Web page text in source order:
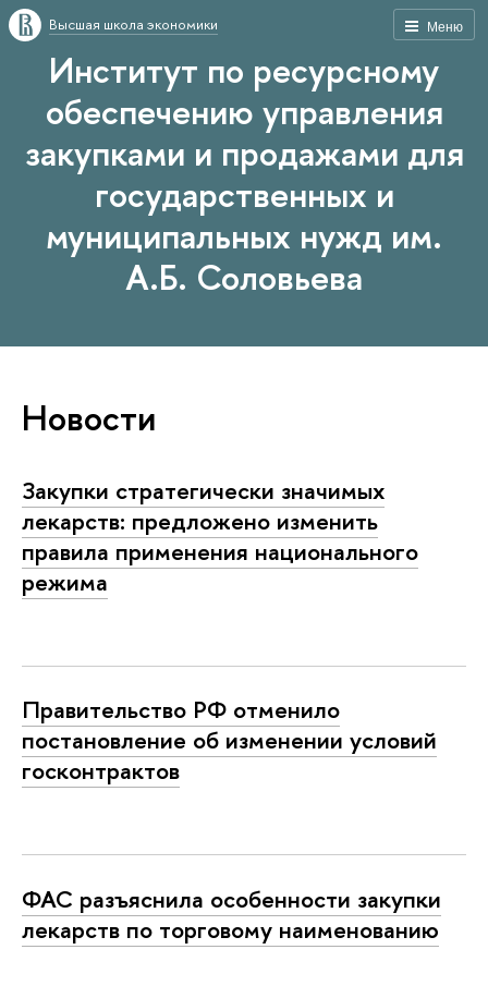
Меню
Высшая школа экономики
Институт по ресурсному
обеспечению управления
закупками и продажами для
государственных и
муниципальных нужд им.
А.Б. Соловьева
Новости
Закупки стратегически значимых
лекарств: предложено изменить
правила применения национального
режима
Правительство РФ отменило
постановление об изменении условий
госконтрактов
ФАС разъяснила особенности закупки
лекарств по торговому наименованию